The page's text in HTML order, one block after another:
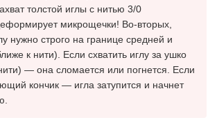
толстой иглы с нитью 3/0
микрощечки! Во-вторых,
нужно строго на границе средней и
к нити). Если схватить иглу за ушко
— она сломается или погнется. Если
кончик — игла затупится и начнет